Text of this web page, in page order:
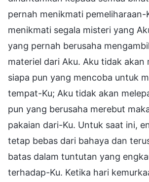
pernah menikmati pemeliharaan-
menikmati segala misteri yang
yang pernah berusaha
materiel dari Aku. Aku tidak akan
siapa pun yang mencoba untuk
tempat-Ku; Aku tidak akan
pun yang berusaha merebut
pakaian dari-Ku. Untuk saat ini,
tetap bebas dari bahaya dan
batas dalam tuntutan yang
terhadap-Ku. Ketika hari